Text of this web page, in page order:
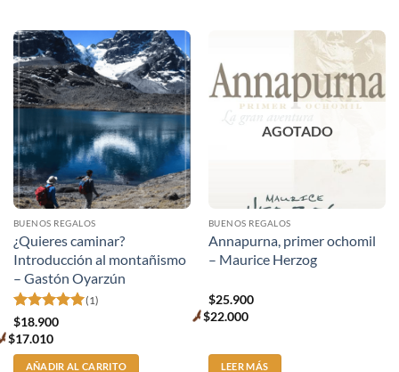
BUENOS REGALOS
¿Quieres caminar?
Introducción al montañismo
– Gastón Oyarzún
Valorado
con5de 5
(1)
$18.900
Premium
price
$17.010
AÑADIR AL CARRITO
AGOTADO
BUENOS REGALOS
Annapurna, primer ochomil
– Maurice Herzog
$25.900
Premium
$22.000
LEER MÁS